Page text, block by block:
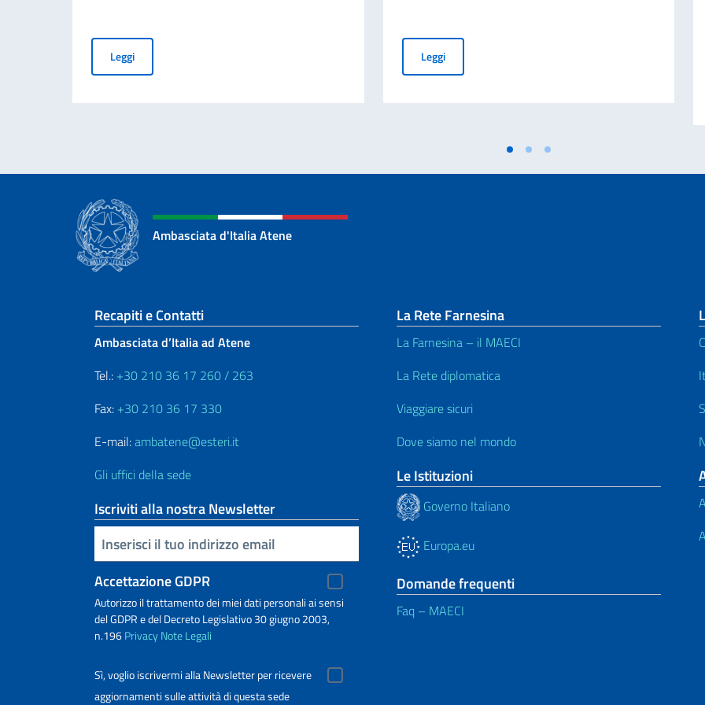
LeggiLa cultura italiana protagonista dell’estate ateniese LeggiL’Ambasciatore Cuculi inaugura ad Atene la mostra
Ambasciata d'Italia Atene
Sezione footer
Recapiti e Contatti
Ambasciata d’Italia ad Atene
Tel.: +30 210 36 17 260 / 263
Fax: +30 210 36 17 330
E-mail:ambatene@esteri.it
Gli uffici della sede
Iscriviti alla nostra Newsletter
Inserisci la tua email
Accettazione GDPR
Autorizzo il trattamento dei miei dati personali ai sensi
del GDPR e del Decreto Legislativo 30 giugno 2003,
n.196PrivacyNote Legali
Sì, voglio iscrivermi alla Newsletter per ricevere
aggiornamenti sulle attività di questa sede
La Rete Farnesina
La Farnesina – il MAECI
La Rete diplomatica
Viaggiare sicuri
Dove siamo nel mondo
Le Istituzioni
Governo Italiano
Europa.eu
Domande frequenti
Faq – MAECI